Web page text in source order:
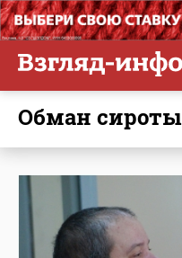
обман сироты